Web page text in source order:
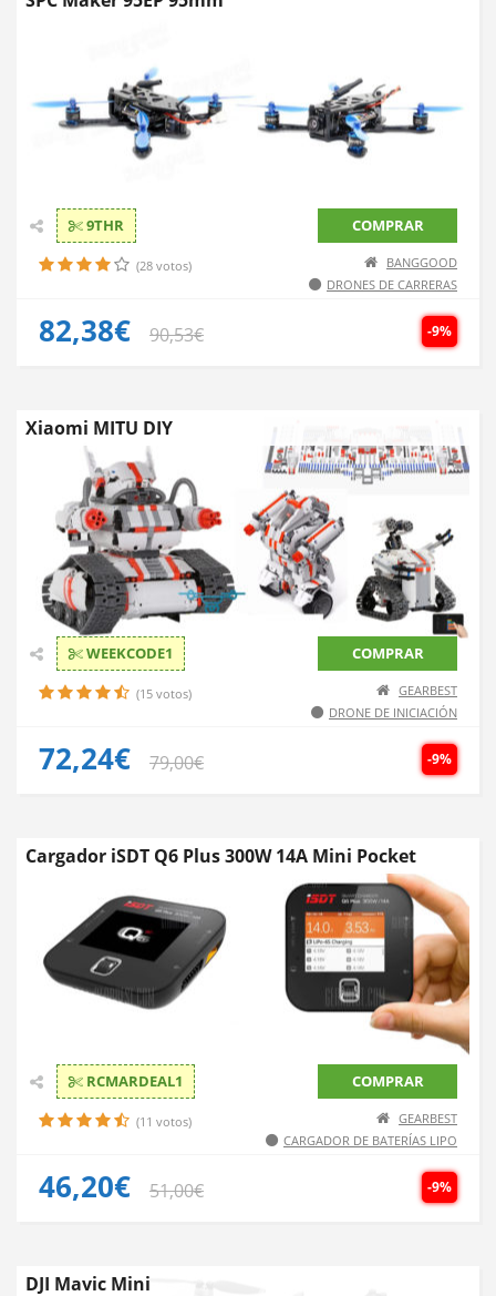
9THR COMPRAR
(28 votos)
BANGGOOD
DRONES DE CARRERAS
-9%
82,38€ 90,53€
Xiaomi MITU DIY
WEEKCODE1 COMPRAR
(15 votos)
GEARBEST
DRONE DE INICIACIÓN
-9%
72,24€ 79,00€
Cargador iSDT Q6 Plus 300W 14A Mini Pocket
RCMARDEAL1 COMPRAR
(11 votos)
GEARBEST
CARGADOR DE BATERÍAS LIPO
-9%
46,20€ 51,00€
DJI Mavic Mini